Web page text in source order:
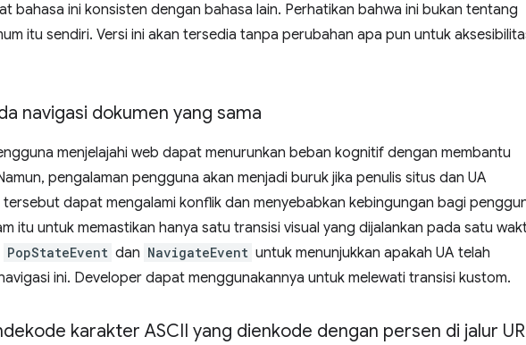
bahasa ini konsisten dengan bahasa lain. Perhatikan bahwa ini bukan tentang
itu sendiri. Versi ini akan tersedia tanpa perubahan apa pun untuk
navigasi dokumen yang sama
menjelajahi web dapat menurunkan beban kognitif dengan membantu
pengalaman pengguna akan menjadi buruk jika penulis situs dan UA
dapat mengalami konflik dan menyebabkan kebingungan bagi
itu untuk memastikan hanya satu transisi visual yang dijalankan pada satu
PopStateEvent dan NavigateEvent untuk menunjukkan apakah UA telah
ini. Developer dapat menggunakannya untuk melewati transisi kustom.
karakter ASCII yang dienkode dengan persen di jalur